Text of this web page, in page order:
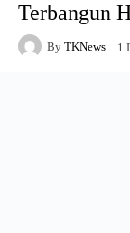
Terbangun
By TKNews 1